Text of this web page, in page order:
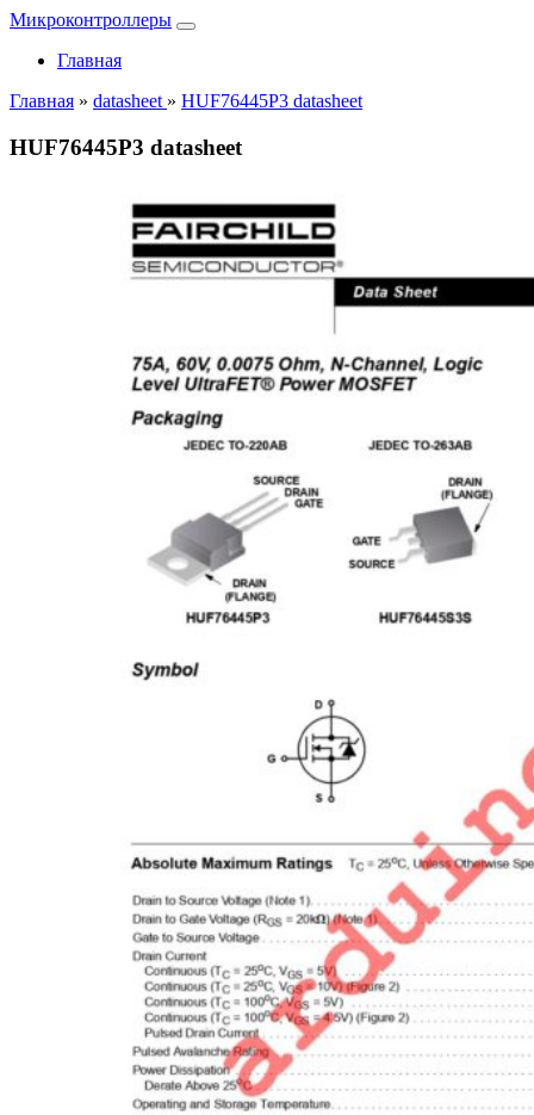
Микроконтроллеры
Главная
Главная » datasheet » HUF76445P3 datasheet
HUF76445P3 datasheet